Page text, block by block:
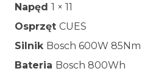
Napęd 1 × 11
Osprzęt CUES
Silnik Bosch 600W
Bateria Bosch 800Wh